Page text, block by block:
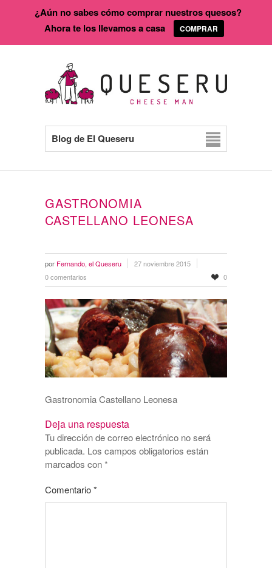
Blog de El Queseru
GASTRONOMIA
CASTELLANO LEONESA
por Fernando, el Queseru
27 noviembre 2015
0 comentarios
0
Gastronomia Castellano Leonesa
Deja una respuesta
Tu dirección de correo electrónico no será
publicada. Los campos obligatorios están
marcados con*
Comentario*
¿Aún no sabes cómo comprar nuestros quesos?
Ahora te los llevamos a casa
COMPRAR